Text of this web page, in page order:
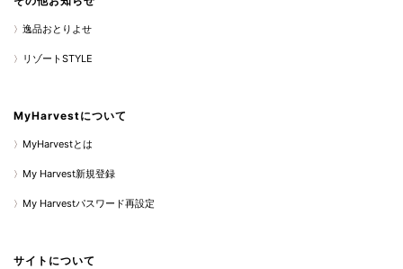
逸品おとりよせ
リゾートSTYLE
MyHarvestについて
MyHarvestとは
My Harvest新規登録
My Harvestパスワード再設定
サイトについて